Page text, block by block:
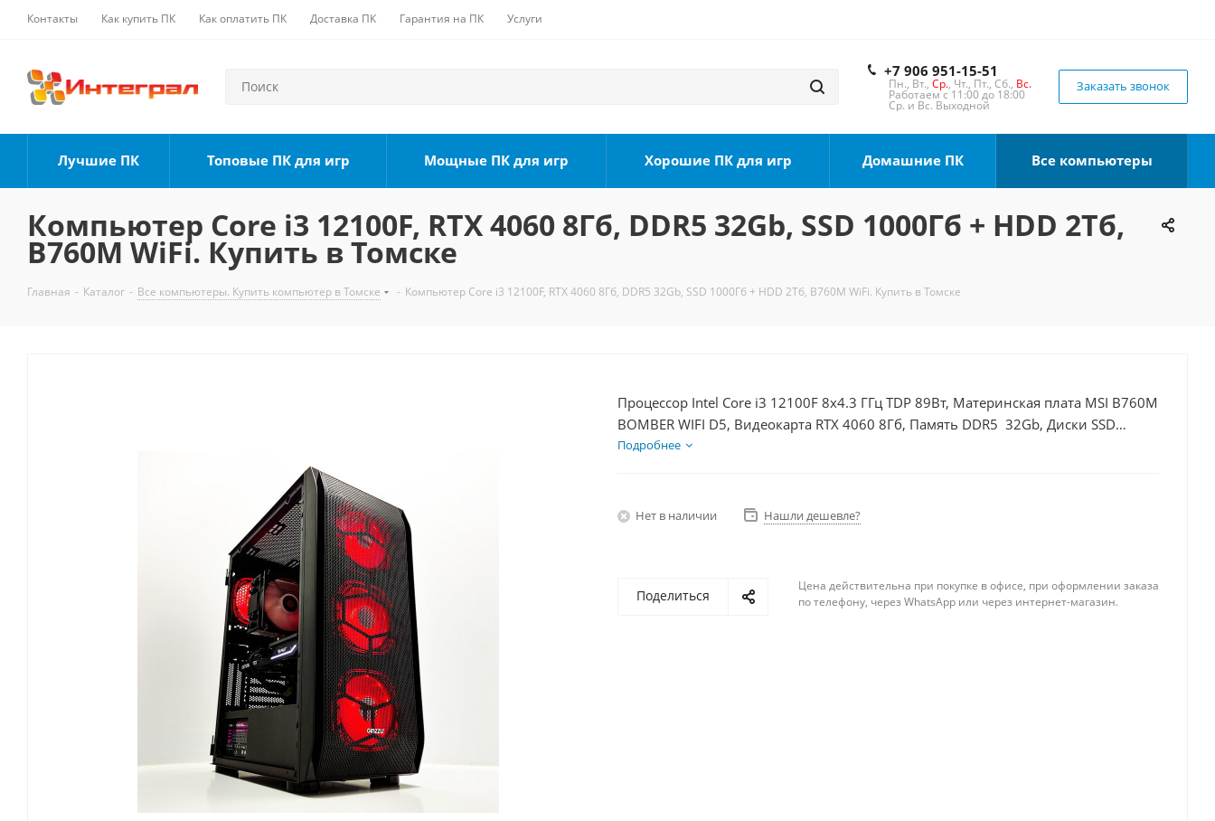
Контакты Как купить ПК Как оплатить ПК Доставка ПК Гарантия на ПК Услуги
+7 906 951-15-51
Пн., Вт., Ср., Чт., Пт., Сб., Вс.
Работаем с 11:00 до 18:00
Ср. и Вс. Выходной
Заказать звонок
Лучшие ПК Топовые ПК для игр Мощные ПК для игр Хорошие ПК для игр Домашние ПК Все компьютеры
Компьютер Core i3 12100F, RTX 4060 8Гб, DDR5 32Gb, SSD 1000Гб + HDD 2Тб,
B760M WiFi. Купить в Томске
Главная - Каталог - Все компьютеры. Купить компьютер в Томске - Компьютер Core i3 12100F, RTX 4060 8Гб, DDR5 32Gb, SSD 1000Гб + HDD 2Тб, B760M WiFi. Купить в Томске
Процессор Intel Core i3 12100F 8x4.3 ГГц TDP 89Вт, Материнская плата MSI B760M
BOMBER WIFI D5, Видеокарта RTX 4060 8Гб, Память DDR5 32Gb, Диски SSD
1000Гб + HDD 2Тб, БП 600Вт
Подробнее
Нет в наличии Нашли дешевле?
Поделиться
Цена действительна при покупке в офисе, при оформлении заказа
по телефону, через WhatsApp или через интернет-магазин.